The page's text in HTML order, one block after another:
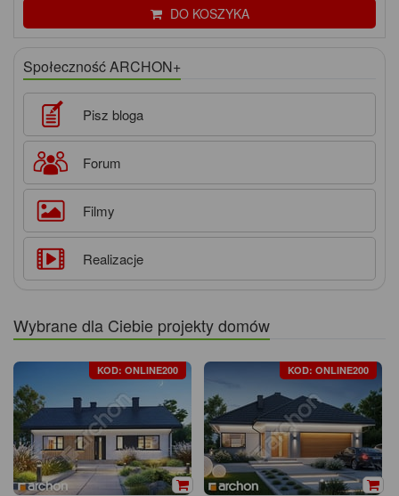
DO KOSZYKA
Społeczność ARCHON+
Pisz bloga
Forum
Filmy
Realizacje
Wybrane dla Ciebie projekty domów
KOD: ONLINE200 KOD: ONLINE200